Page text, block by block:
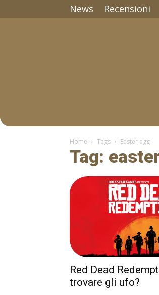
News Recensioni
Home Tags Easter egg
Tag:
Red Dead
trovare gli ufo?